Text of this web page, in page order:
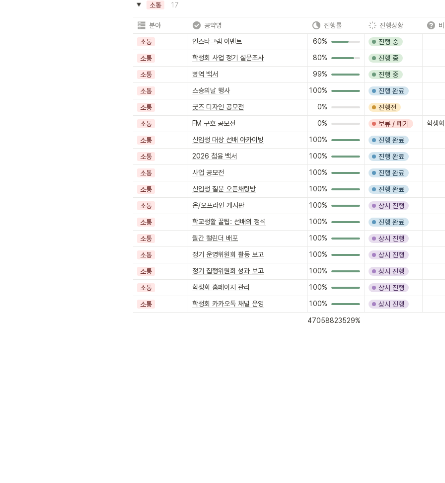
소통 17
분야 공약명 진행률 진행상황
소통 인스타그램 이벤트 60% 진행 중
소통 학생회 사업 정기 설문조사 80% 진행 중
소통 병역 백서 99% 진행 중
소통 스승의날 행사 100% 진행 완료
소통 굿즈 디자인 공모전 0% 진행전
소통 FM 구호 공모전 0% 보류 / 폐기 학생
소통 신입생 대상 선배 아카이빙 100% 진행 완료
소통 2026 첨융 백서 100% 진행 완료
소통 사업 공모전 100% 진행 완료
소통 신입생 질문 오픈채팅방 100% 진행 완료
소통 온/오프라인 게시판 100% 상시 진행
소통 학교생활 꿀팁: 선배의 정석 100% 진행 완료
소통 월간 캘린더 배포 100% 상시 진행
소통 정기 운영위원회 활동 보고 100% 상시 진행
소통 정기 집행위원회 성과 보고 100% 상시 진행
소통 학생회 홈페이지 관리 100% 상시 진행
소통 학생회 카카오톡 채널 운영 100% 상시 진행
84.647058823529%